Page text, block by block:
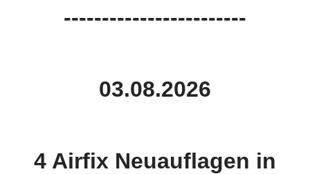
------------------------
03.08.2026
4 Airfix Neuauflagen in